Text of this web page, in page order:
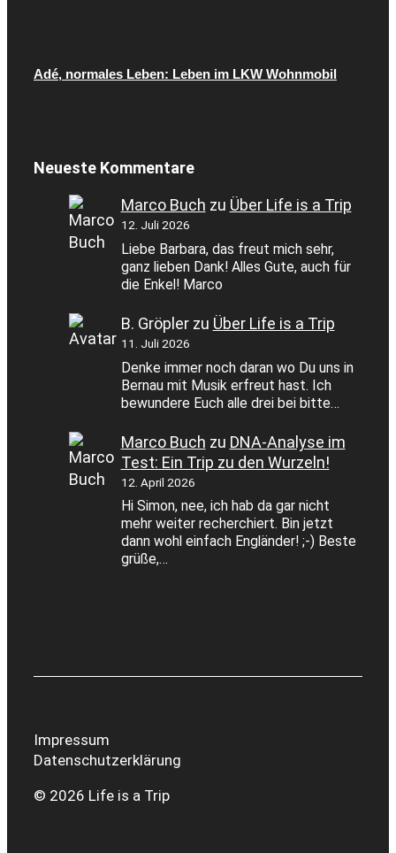
Adé, normales Leben: Leben im LKW Wohnmobil
Neueste Kommentare
Marco Buch zu Über Life is a Trip
12. Juli 2026
Liebe Barbara, das freut mich sehr,
ganz lieben Dank! Alles Gute, auch für
die Enkel! Marco
B. Gröplerzu Über Life is a Trip
11. Juli 2026
Denke immer noch daran wo Du uns in
Bernau mit Musik erfreut hast. Ich
bewundere Euch alle drei bei bitte…
Marco Buch zu DNA-Analyse im
Test: Ein Trip zu den Wurzeln!
12. April 2026
Hi Simon, nee, ich hab da gar nicht
mehr weiter recherchiert. Bin jetzt
dann wohl einfach Engländer! ;-) Beste
grüße,…
© 2026 Life is a Trip
Impressum
Datenschutzerklärung